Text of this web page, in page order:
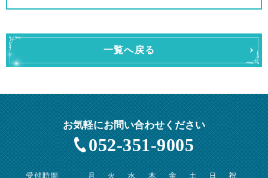
一覧へ戻る
お気軽にお問い合わせください
052-351-9005